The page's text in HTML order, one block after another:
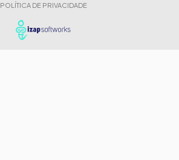
POLÍTICA DE PRIVACIDADE